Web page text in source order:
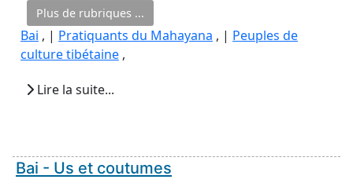
Plus de rubriques ...
Bai , | Pratiquants du Mahayana , | Peuples de
culture tibétaine ,
Lire la suite...
Bai - Us et coutumes